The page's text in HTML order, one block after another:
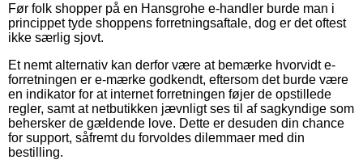
Før folk shopper på en Hansgrohe e-handler burde man i
princippet tyde shoppens forretningsaftale, dog er det oftest
ikke særlig sjovt.
Et nemt alternativ kan derfor være at bemærke hvorvidt e-
forretningen er e-mærke godkendt, eftersom det burde være
en indikator for at internet forretningen føjer de opstillede
regler, samt at netbutikken jævnligt ses til af sagkyndige som
behersker de gældende love. Dette er desuden din chance
for support, såfremt du forvoldes dilemmaer med din
bestilling.